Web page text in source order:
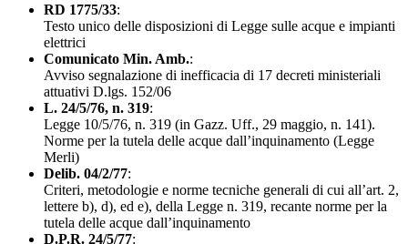
RD 1775/33:
Testo unico delle disposizioni di Legge sulle acque e impianti
elettrici
Comunicato Min. Amb.:
Avviso segnalazione di inefficacia di 17 decreti ministeriali
attuativi D.lgs. 152/06
L. 24/5/76, n. 319:
Legge 10/5/76, n. 319 (in Gazz. Uff., 29 maggio, n. 141).
Norme per la tutela delle acque dall’inquinamento (Legge
Merli)
Delib. 04/2/77:
Criteri, metodologie e norme tecniche generali di cui all’art. 2,
lettere b), d), ed e), della Legge n. 319, recante norme per la
tutela delle acque dall’inquinamento
D.P.R. 24/5/77: